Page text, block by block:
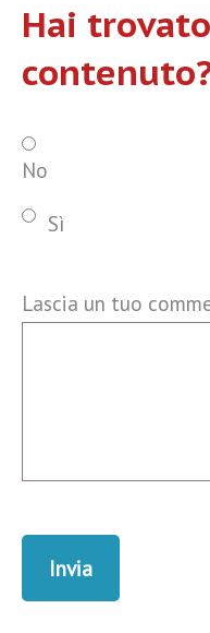
Hai
No
Sì
Lascia un tuo